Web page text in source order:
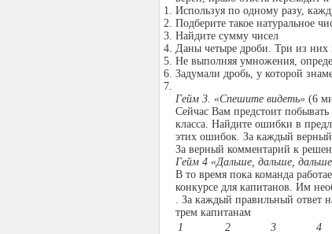
Используя по одному разу,
Подберите такое натуральное
Найдите сумму чисел
Даны четыре дроби. Три из них
Не выполняя умножения,
Задумали дробь, у которой
Гейм 3. «Спешите видеть» (6
Сейчас Вам предстоит
класса. Найдите ошибки в
этих ошибок. За каждый верный
За верный комментарий к
Гейм 4 «Дальше, дальше,
В то время пока команда
конкурсе для капитанов. Им
. За каждый правильный ответ
трем капитанам
1
2 3 4